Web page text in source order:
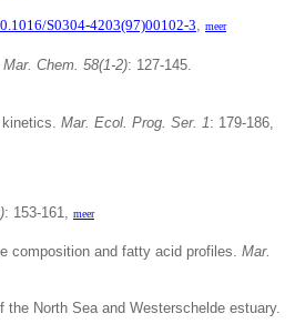
S0304-4203(97)00102-3 meer
Mar. Chem. 58(1-2): 127-145.
Mar. Ecol. Prog. Ser. 1: 179-186,
: 153-161, meer
composition and fatty acid profiles. Mar.
the North Sea and Westerschelde estuary.